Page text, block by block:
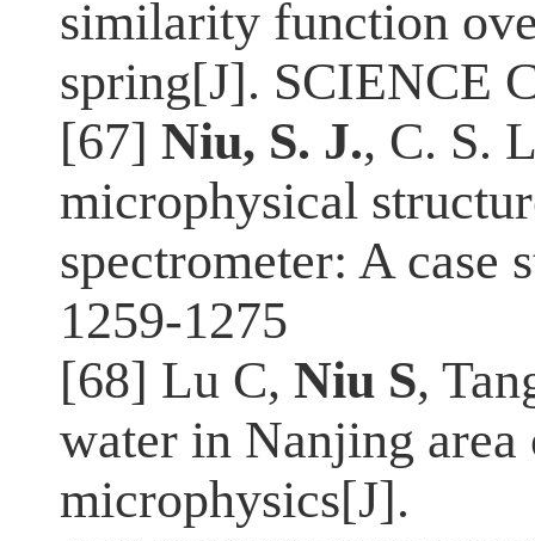
similarity function
spring[J]. SCIENCE
[67] Niu, S. J., C. S.
microphysical
spectrometer: A case
1259-1275
[68] Lu C, Niu S,
water in Nanjing
microphysics[J].